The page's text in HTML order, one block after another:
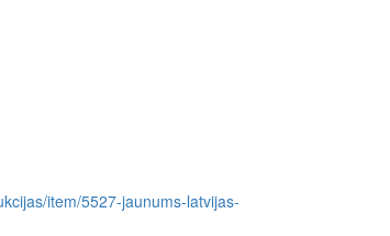
item/5527-jaunums-latvijas-